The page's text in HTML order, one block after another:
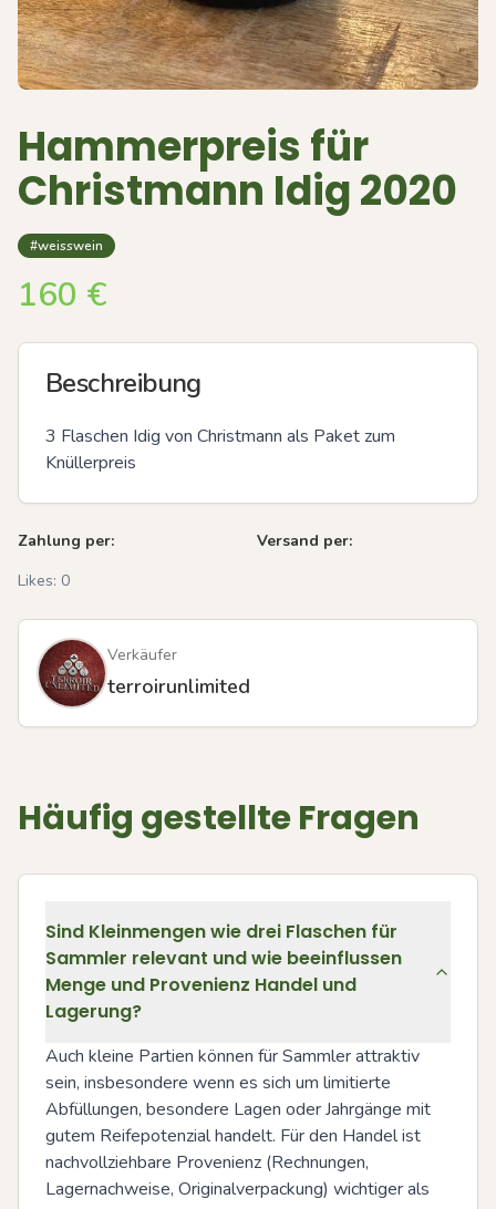
Hammerpreis für
Christmann Idig 2020
#weisswein
160 €
Beschreibung
3 Flaschen Idig von Christmann als Paket zum
Knüllerpreis
Zahlung per:
Versand per:
Likes: 0
Verkäufer
terroirunlimited
Häufig gestellte Fragen
Sind Kleinmengen wie drei Flaschen für
Sammler relevant und wie beeinflussen
Menge und Provenienz Handel und
Lagerung?
Auch kleine Partien können für Sammler attraktiv
sein, insbesondere wenn es sich um limitierte
Abfüllungen, besondere Lagen oder Jahrgänge mit
gutem Reifepotenzial handelt. Für den Handel ist
nachvollziehbare Provenienz (Rechnungen,
Lagernachweise, Originalverpackung) wichtiger als